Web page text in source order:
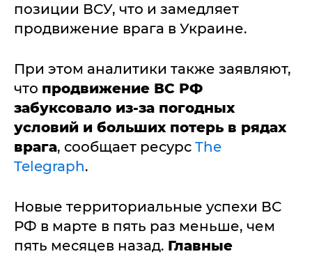
позиции ВСУ, что и замедляет
продвижение врага в Украине.
При этом аналитики также заявляют,
что продвижение ВС РФ
забуксовало из-за погодных
условий и больших потерь в рядах
врага, сообщает ресурс The
Telegraph.
Новые территориальные успехи ВС
РФ в марте в пять раз меньше, чем
пять месяцев назад. Главные